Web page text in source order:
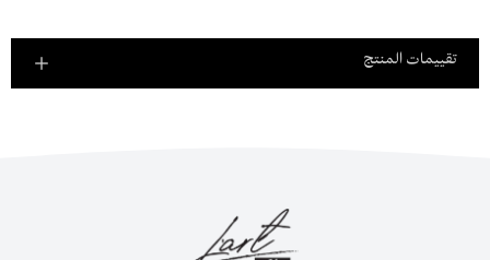
تقييمات المنتج